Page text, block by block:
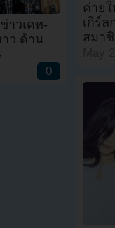
าวเดท-
ว ด้าน
0
ค่าย
เกิร์
สมา